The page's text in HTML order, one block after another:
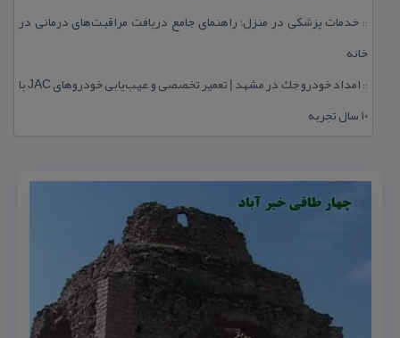
:: خدمات پزشكی در منزل؛ راهنمای جامع دریافت مراقبت‌های درمانی در
خانه
::
امداد خودرو جك در مشهد | تعمیر تخصصی و عیب‌یابی خودروهای JAC با
۱۰ سال تجربه